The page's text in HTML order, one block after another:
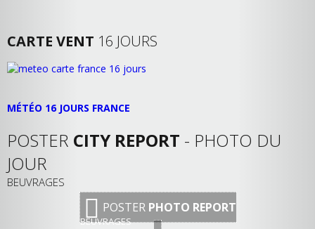
CARTE VENT 16 JOURS
MÉTÉO 16 JOURS FRANCE
POSTER CITY REPORT - PHOTO DU
JOUR
BEUVRAGES
POSTER PHOTO REPORT
BEUVRAGES